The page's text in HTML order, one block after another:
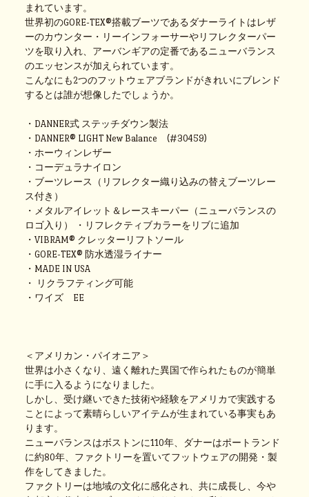
まれています。
世界初のGORE-TEX®搭載ブーツであるダナーライトはレザ
ーのカウンター・リーインフォーサーやリフレクターパー
ツを取り入れ、アーバンギアの定番であるニューバランス
のエッセンスが加えられています。
こんなにも2つのフットウェアブランドがきれいにブレンド
するとは誰が想像したでしょうか。
・DANNER式 ステッチダウン製法
・DANNER® LIGHT New Balance (#30459)
・ホーウィンレザー
・コーデュラナイロン
・ブーツレース（リフレクター織り込みの替えブーツレー
ス付き）
・メタルアイレット＆レースキーパー（ニューバランスの
ロゴ入り） ・リフレクティブカラーをリブに追加
・VIBRAM® クレッターリフトソール
・GORE-TEX® 防水透湿ライナー
・MADE IN USA
・ リクラフティング可能
・ワイズ EE
＜アメリカン・パイオニア＞
世界は小さくなり、遠く離れた異国で作られたものが簡単
に手に入るようになりました。
しかし、受け継いできた技術や経験をアメリカで実践する
ことによって素晴らしいアイテムが生まれている事実もあ
ります。
ニューバランスはボストンに110年、ダナーはポートランド
に約80年、ファクトリーを置いてフットウェアの開発・製
作をしてきました。
ファクトリーは地域の文化に感化され、共に成長し、今や